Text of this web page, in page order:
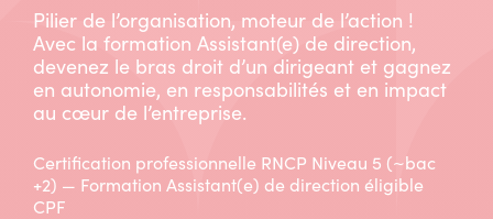
Pilier de l’organisation, moteur de l’action !
Avec la formation Assistant(e) de direction,
devenez le bras droit d’un dirigeant et gagnez
en autonomie, en responsabilités et en impact
au cœur de l’entreprise.
Certification professionnelle RNCP Niveau 5 (~bac
+2) — Formation Assistant(e) de direction éligible
CPF